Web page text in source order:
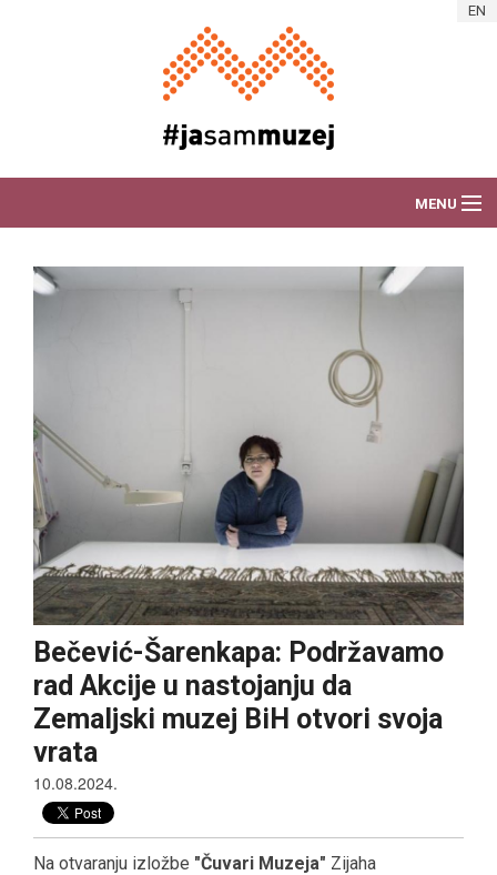
EN
MENU
DEŽURAM ZA MUZEJ
PORTRETI RADNIKA
ART AKCIJE
PRIJATELJI MUZEJA
UKLJUČI SE!
Bečević-Šarenkapa: Podržavamo
rad Akcije u nastojanju da
Zemaljski muzej BiH otvori svoja
vrata
10.08.2024.
Na otvaranju izložbe "Čuvari Muzeja" Zijaha